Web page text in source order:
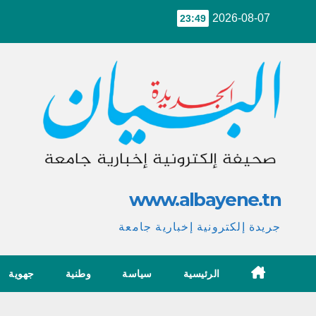
2026-08-07
23:49
www.albayene.tn
جريدة إلكترونية إخبارية جامعة
الرئيسية سياسة وطنية جهوية